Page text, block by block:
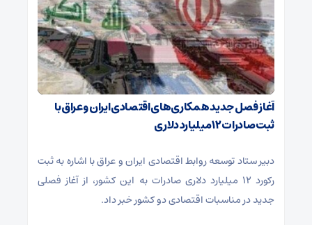
آغاز فصل جدید همکاری‌های اقتصادی ایران و عراق با
ثبت صادرات ۱۲ میلیارد دلاری
دبیر ستاد توسعه روابط اقتصادی ایران و عراق با اشاره به ثبت
رکورد ۱۲ میلیارد دلاری صادرات به این کشور، از آغاز فصلی
جدید در مناسبات اقتصادی دو کشور خبر داد.